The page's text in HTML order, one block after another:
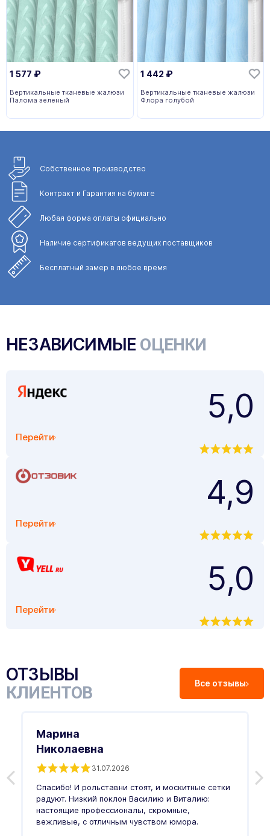
1 577 ₽
Вертикальные тканевые жалюзи
Палома зеленый
1 442 ₽
Вертикальные тканевые жалюзи
Флора голубой
Собственное производство
Контракт и Гарантия на бумаге
Любая форма оплаты официально
Наличие сертификатов ведущих поставщиков
Бесплатный замер в любое время
НЕЗАВИСИМЫЕ ОЦЕНКИ
Перейти
5,0
Перейти
4,9
Перейти
5,0
ОТЗЫВЫ
КЛИЕНТОВ Все отзывы
Марина
Николаевна
31.07.2026
Спасибо! И рольставни стоят, и москитные сетки
радуют. Низкий поклон Василию и Виталию:
настоящие профессионалы, скромные,
вежливые, с отличным чувством юмора.